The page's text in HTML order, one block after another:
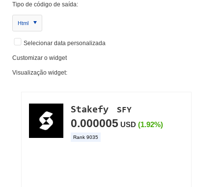
Tipo de código de saída:
Html
Selecionar data personalizada
Customizar o widget
Visualização widget: